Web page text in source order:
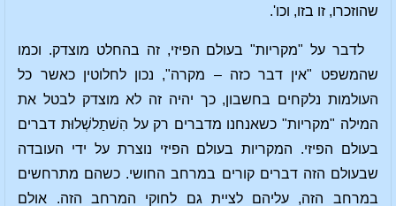
שהוזכרו, זו בזו, וכו'.
לדבר על "מקריות" בעולם הפיזי, זה בהחלט מוצדק. וכמו
שהמשפט "אין דבר כזה – מקרה", נכון לחלוטין כאשר כל
העולמות נלקחים בחשבון, כך יהיה זה לא מוצדק לבטל את
המילה "מקריות" כשאנחנו מדברים רק על הִשׁתַלשְׁלוּת דברים
בעולם הפיזי. המקריות בעולם הפיזי נוצרת על ידי העובדה
שבעולם הזה דברים קורים במרחב החושי. כשהם מתרחשים
במרחב הזה, עליהם לציית גם לחוקי המרחב הזה. אולם